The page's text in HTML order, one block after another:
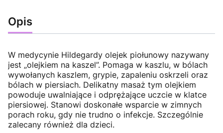
Opis
W medycynie Hildegardy olejek piołunowy nazywany
jest „olejkiem na kaszel”. Pomaga w kaszlu, w bólach
wywołanych kaszlem, grypie, zapaleniu oskrzeli oraz
bólach w piersiach. Delikatny masaż tym olejkiem
powoduje uwalniające i odprężające uczcie w klatce
piersiowej. Stanowi doskonałe wsparcie w zimnych
porach roku, gdy nie trudno o infekcje. Szczególnie
zalecany również dla dzieci.